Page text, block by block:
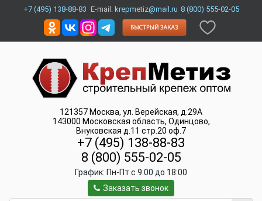
+7 (495) 138-88-83 E-mail: krepmetiz@mail.ru 8 (800) 555-02-05
121357 Москва, ул. Верейская, д.29А
143000 Московская область, Одинцово,
Внуковская д.11 стр.20 оф.7
+7 (495) 138-88-83
8 (800) 555-02-05
График: Пн-Пт c 9:00 до 18:00
Заказать звонок